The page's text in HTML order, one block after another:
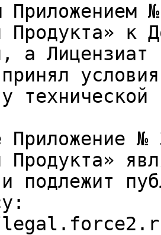
Приложением
Продукта» к
а Лицензиат
Приложение №
Продукта»
подлежит